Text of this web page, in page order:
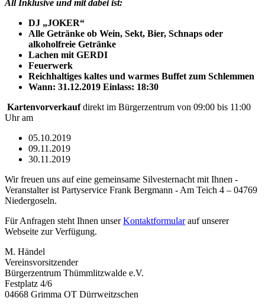
All Inklusive und mit dabei ist:
DJ „JOKER“
Alle Getränke ob Wein, Sekt, Bier, Schnaps oder
alkoholfreie Getränke
Lachen mit GERDI
Feuerwerk
Reichhaltiges kaltes und warmes Buffet zum Schlemmen
Wann: 31.12.2019 Einlass: 18:30
Kartenvorverkaufdirekt im Bürgerzentrum von 09:00 bis 11:00
Uhr am
05.10.2019
09.11.2019
30.11.2019
Wir freuen uns auf eine gemeinsame Silvesternacht mit Ihnen -
Veranstalter ist Partyservice Frank Bergmann - Am Teich 4 – 04769
Niedergoseln.
Für Anfragen steht Ihnen unserKontaktformularauf unserer
Webseite zur Verfügung.
M. Händel
Vereinsvorsitzender
Bürgerzentrum Thümmlitzwalde e.V.
Festplatz 4/6
04668 Grimma OT Dürrweitzschen